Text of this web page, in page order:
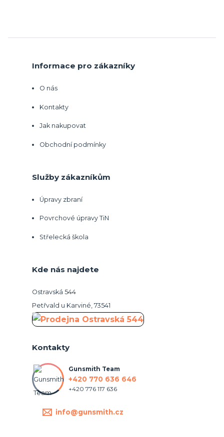
Informace pro zákazníky
O nás
Kontakty
Jak nakupovat
Obchodní podmínky
Služby zákazníkům
Úpravy zbraní
Povrchové úpravy TiN
Střelecká škola
Kde nás najdete
Ostravská 544
Petřvald u Karviné, 73541
Kontakty
Gunsmith Team
+420 770 636 646
+420 776 117 636
info@gunsmith.cz